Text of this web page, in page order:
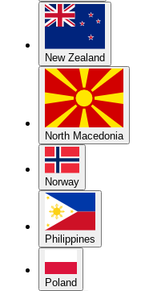
New Zealand
North Macedonia
Norway
Philippines
Poland